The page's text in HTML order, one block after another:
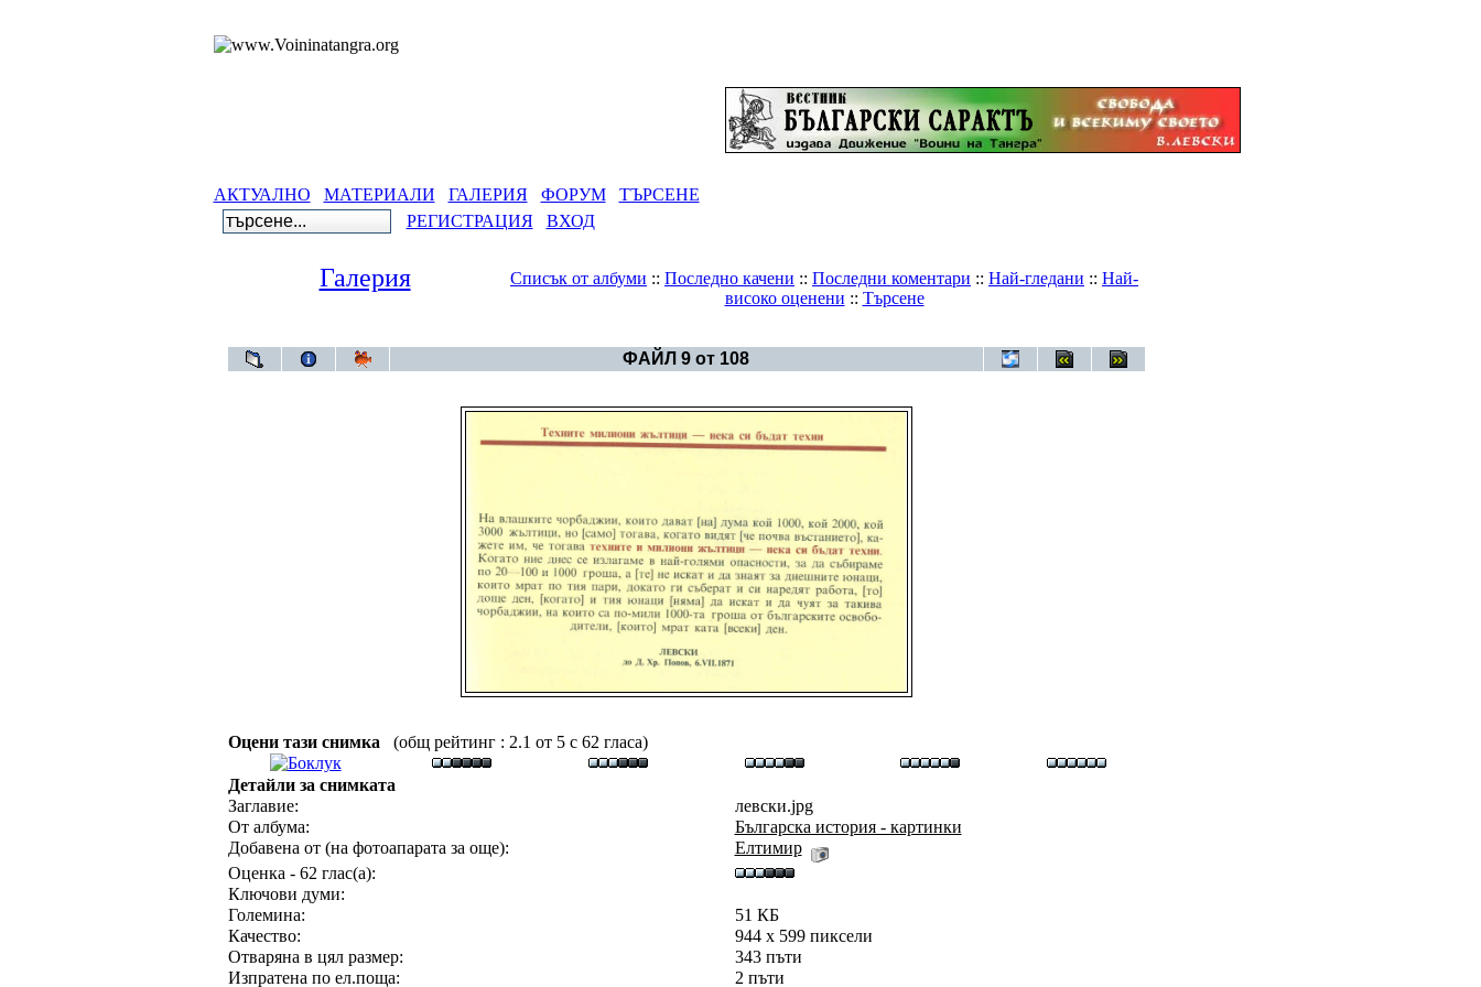
АКТУАЛНО МАТЕРИАЛИ ГАЛЕРИЯ ФОРУМ
ТЪРСЕНЕ
РЕГИСТРАЦИЯ
ВХОД
Галерия Списък от албуми :: Последно качени :: Последни коментари :: Най-гледани :: Най-
високо оценени :: Търсене
ФАЙЛ 9 от 108
Оцени тази снимка (общ рейтинг : 2.1 от 5 с 62 гласа)
Детайли за снимката
Заглавие:
левски.jpg
От албума:
Българска история - картинки
Добавена от (на фотоапарата за още):
Eлтимир
Оценка - 62 глас(а):
Ключови думи:
Големина:
51 КБ
Качество:
944 x 599 пиксели
Отваряна в цял размер:
343 пъти
Изпратена по ел.поща:
2 пъти